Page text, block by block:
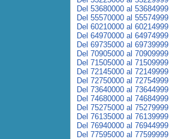
Del 53680000 al 53684999
Del 55570000 al 55574999
Del 60210000 al 60214999
Del 64970000 al 64974999
Del 69735000 al 69739999
Del 70905000 al 70909999
Del 71505000 al 71509999
Del 72145000 al 72149999
Del 72750000 al 72754999
Del 73640000 al 73644999
Del 74680000 al 74684999
Del 75275000 al 75279999
Del 76135000 al 76139999
Del 76940000 al 76944999
Del 77595000 al 77599999